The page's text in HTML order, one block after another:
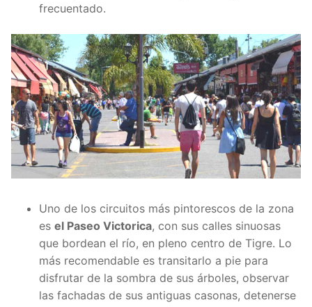
frecuentado.
Uno de los circuitos más pintorescos de la zona
es el Paseo Victorica, con sus calles sinuosas
que bordean el río, en pleno centro de Tigre. Lo
más recomendable es transitarlo a pie para
disfrutar de la sombra de sus árboles, observar
las fachadas de sus antiguas casonas, detenerse